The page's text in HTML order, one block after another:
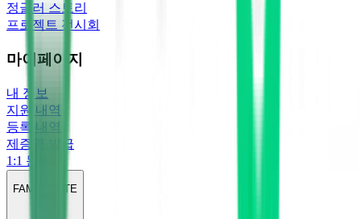
정글러 스토리
프로젝트 전시회
마이페이지
내 정보
지원 내역
등록 내역
제증명 발급
1:1 문의
FAMILY SITE